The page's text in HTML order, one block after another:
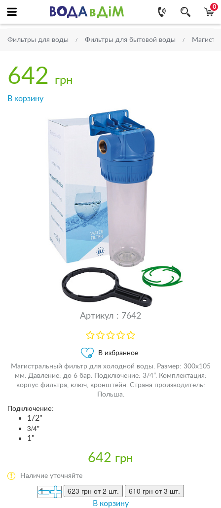
0
Фильтры для воды Фильтры для бытовой воды
642 грн
В корзину
Артикул : 7642
В избранное
Магистральный фильтр для холодной воды. Размер: 300х105
мм. Давление: до 6 бар. Подключение: 3/4”. Комплектация:
корпус фильтра, ключ, кронштейн. Страна производитель:
Польша.
Подключение:
1/2"
3/4"
1"
642 грн
Наличие уточняйте
623 грн от 2 шт. 610 грн от 3 шт.
В корзину